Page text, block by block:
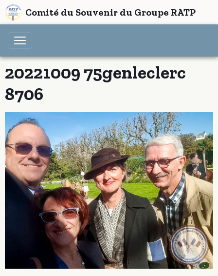
Comité du Souvenir du Groupe RATP
20221009 75genleclerc
8706